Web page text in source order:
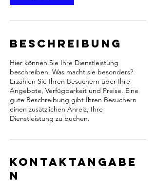
Beschreibung
Hier können Sie Ihre Dienstleistung
beschreiben. Was macht sie besonders?
Erzählen Sie Ihren Besuchern über Ihre
Angebote, Verfügbarkeit und Preise. Eine
gute Beschreibung gibt Ihren Besuchern
einen zusätzlichen Anreiz, Ihre
Dienstleistung zu buchen.
Kontaktangabe
n